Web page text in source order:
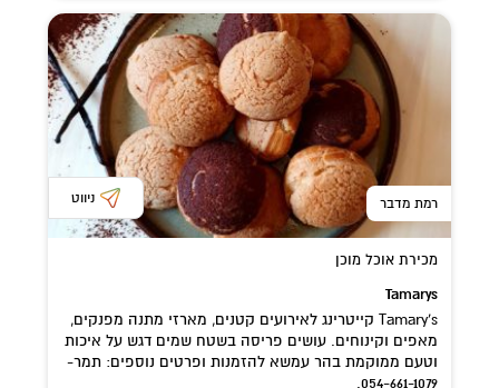
רמת מדבר ניווט
מכירת אוכל מוכן
Tamarys
Tamary's קייטרינג לאירועים קטנים, מארזי מתנה מפנקים,
מאפים וקינוחים. עושים פריסה בשטח שמים דגש על איכות
וטעם ממוקמת בהר עמשא להזמנות ופרטים נוספים: תמר-
054-661-1079.